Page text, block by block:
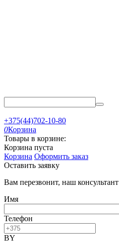
+375(44)702-10-80
0Корзина
Товары в корзине:
Корзина пуста
Корзина Оформить заказ
Оставить заявку
Вам перезвонит, наш консультант
Имя
Телефон
BY